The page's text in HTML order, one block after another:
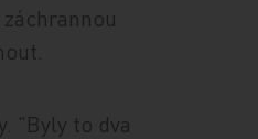
"Byly to dva